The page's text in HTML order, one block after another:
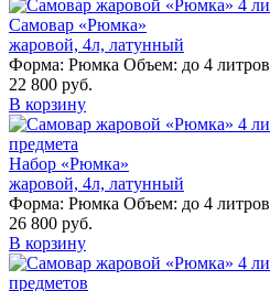
Самовар «Рюмка»
жаровой, 4л, латунный
Форма: Рюмка Объем: до 4 литров
22 800 руб.
В корзину
Набор «Рюмка»
жаровой, 4л, латунный
Форма: Рюмка Объем: до 4 литров
26 800 руб.
В корзину